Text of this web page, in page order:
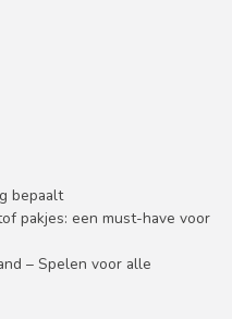
bepaalt
pakjes: een must-have voor
– Spelen voor alle